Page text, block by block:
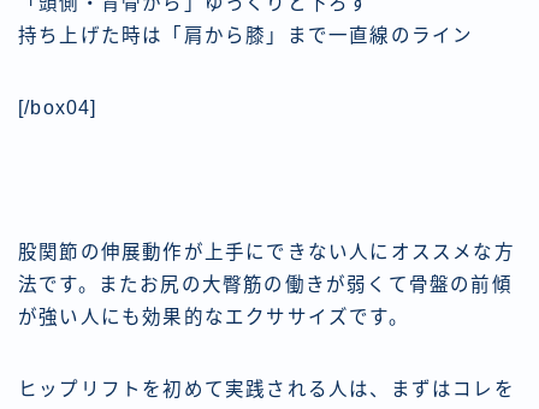
持ち上げた時は「肩から膝」まで一直線のライン
[/box04]
股関節の伸展動作が上手にできない人にオススメな方
法です。またお尻の大臀筋の働きが弱くて骨盤の前傾
が強い人にも効果的なエクササイズです。
ヒップリフトを初めて実践される人は、まずはコレを